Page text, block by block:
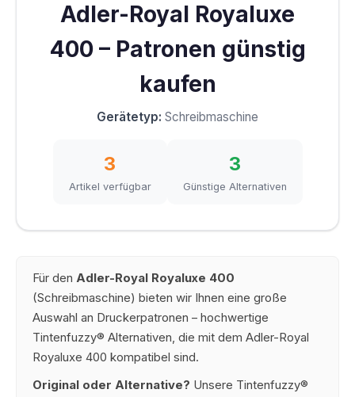
Adler-Royal Royaluxe
400 – Patronen günstig
kaufen
Gerätetyp: Schreibmaschine
3
Artikel verfügbar
3
Günstige Alternativen
Für den Adler-Royal Royaluxe 400
(Schreibmaschine) bieten wir Ihnen eine große
Auswahl an Druckerpatronen – hochwertige
Tintenfuzzy® Alternativen, die mit dem Adler-Royal
Royaluxe 400 kompatibel sind.
Original oder Alternative? Unsere Tintenfuzzy®